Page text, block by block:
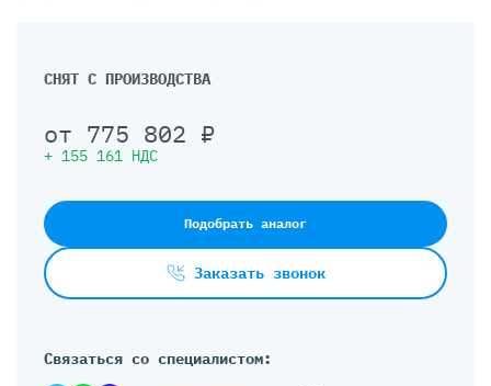
СНЯТ С ПРОИЗВОДСТВА
от 775 802 ₽
+ 155 161 НДС
Подобрать аналог
Заказать звонок
Связаться со специалистом: